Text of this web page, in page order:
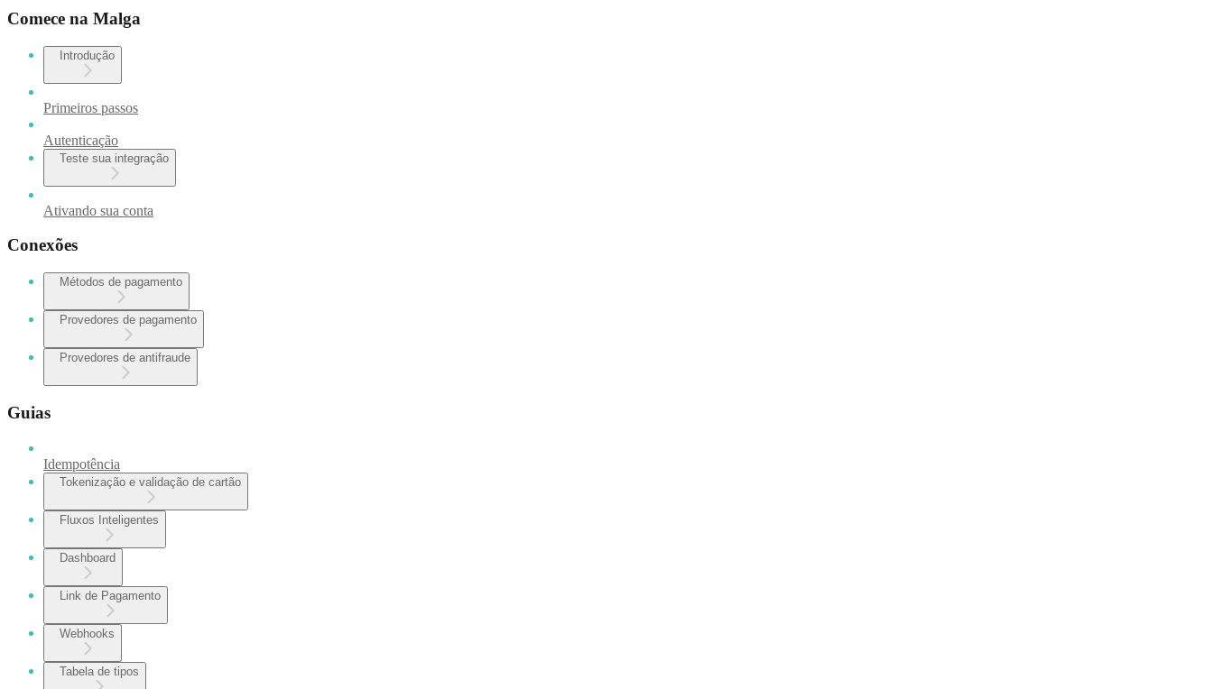
Comece na Malga
Introdução
Primeiros passos
Autenticação
Teste sua integração
Ativando sua conta
Conexões
Métodos de pagamento
Provedores de pagamento
Provedores de antifraude
Guias
Idempotência
Tokenização e validação de cartão
Fluxos Inteligentes
Dashboard
Link de Pagamento
Webhooks
Tabela de tipos